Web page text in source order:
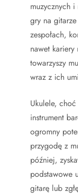
muzycznych
gry na
zespołach,
nawet kariery
towarzyszy
wraz z ich
Ukulele,
instrument
ogromny
przygodę z
później,
podstawowe
gitarę lub